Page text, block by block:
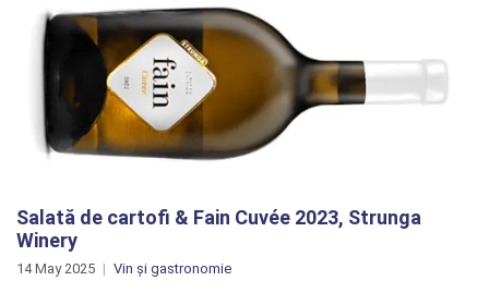
Salată de cartofi & Fain Cuvée 2023, Strunga
Winery
14 May 2025 Vin și gastronomie